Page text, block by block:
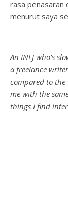
rasa penasaran
menurut saya
An INFJ who’s
a freelance
compared to
me with the
things I find